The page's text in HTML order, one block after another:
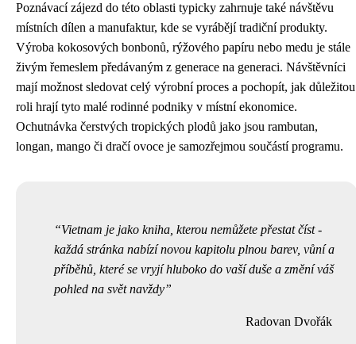
Poznávací zájezd do této oblasti typicky zahrnuje také návštěvu
místních dílen a manufaktur, kde se vyrábějí tradiční produkty.
Výroba kokosových bonbonů, rýžového papíru nebo medu je stále
živým řemeslem předávaným z generace na generaci. Návštěvníci
mají možnost sledovat celý výrobní proces a pochopít, jak důležitou
roli hrají tyto malé rodinné podniky v místní ekonomice.
Ochutnávka čerstvých tropických plodů jako jsou rambutan,
longan, mango či dračí ovoce je samozřejmou součástí programu.
Vietnam je jako kniha, kterou nemůžete přestat číst -
každá stránka nabízí novou kapitolu plnou barev, vůní a
příběhů, které se vryjí hluboko do vaší duše a změní váš
pohled na svět navždy
Radovan Dvořák